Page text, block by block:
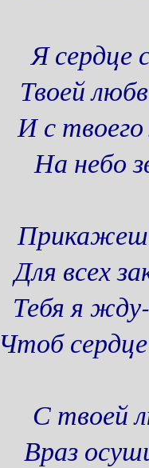
Я сердце
Твоей
И с
На небо
Для всех
Тебя я
Чтоб
С твоей
Враз